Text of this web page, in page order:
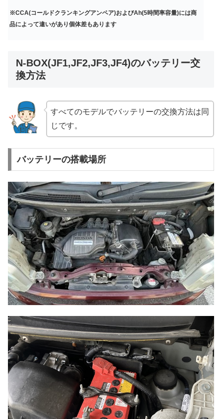
※CCA(コールドクランキングアンペア)およびAh(5時間率容量)には商
品によって違いがあり個体差もあります
N-BOX(JF1,JF2,JF3,JF4)のバッテリー交
換方法
すべてのモデルでバッテリーの交換方法は同
じです。
バッテリーの搭載場所